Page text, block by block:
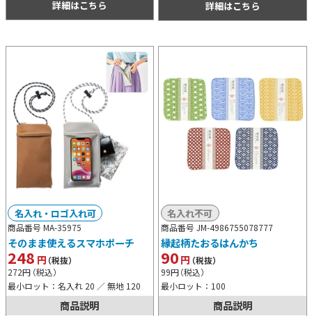
詳細はこちら 詳細はこちら
商品番号 MA-35975
そのまま使えるスマホポーチ
248 円（税抜）
272円（税込）
最小ロット：名入れ 20 ／ 無地 120
名入れ・ロゴ入れ可
商品説明
商品番号 JM-4986755078777
縁起柄たおるはんかち
90円（税抜）
99円（税込）
最小ロット：100
名入れ不可
商品説明